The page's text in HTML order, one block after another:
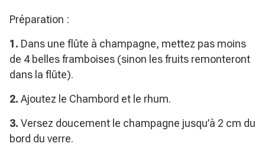
Préparation :
1. Dans une flûte à champagne, mettez pas moins
de 4 belles framboises (sinon les fruits remonteront
dans la flûte).
2. Ajoutez le Chambord et le rhum.
3. Versez doucement le champagne jusqu’à 2 cm du
bord du verre.